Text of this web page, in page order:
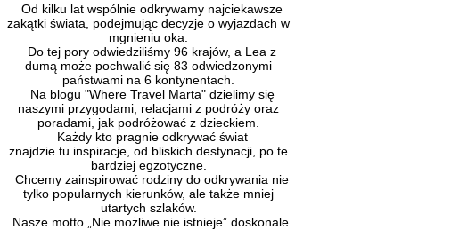
Od kilku lat wspólnie odkrywamy najciekawsze
zakątki świata, podejmując decyzje o wyjazdach w
mgnieniu oka.
Do tej pory odwiedziliśmy 96 krajów, a Lea z
dumą może pochwalić się 83 odwiedzonymi
państwami na 6 kontynentach.
Na blogu "Where Travel Marta" dzielimy się
naszymi przygodami, relacjami z podróży oraz
poradami, jak podróżować z dzieckiem.
Każdy kto pragnie odkrywać świat
znajdzie tu inspiracje, od bliskich destynacji, po te
bardziej egzotyczne.
Chcemy zainspirować rodziny do odkrywania nie
tylko popularnych kierunków, ale także mniej
utartych szlaków.
Nasze motto „Nie możliwe nie istnieje” doskonale